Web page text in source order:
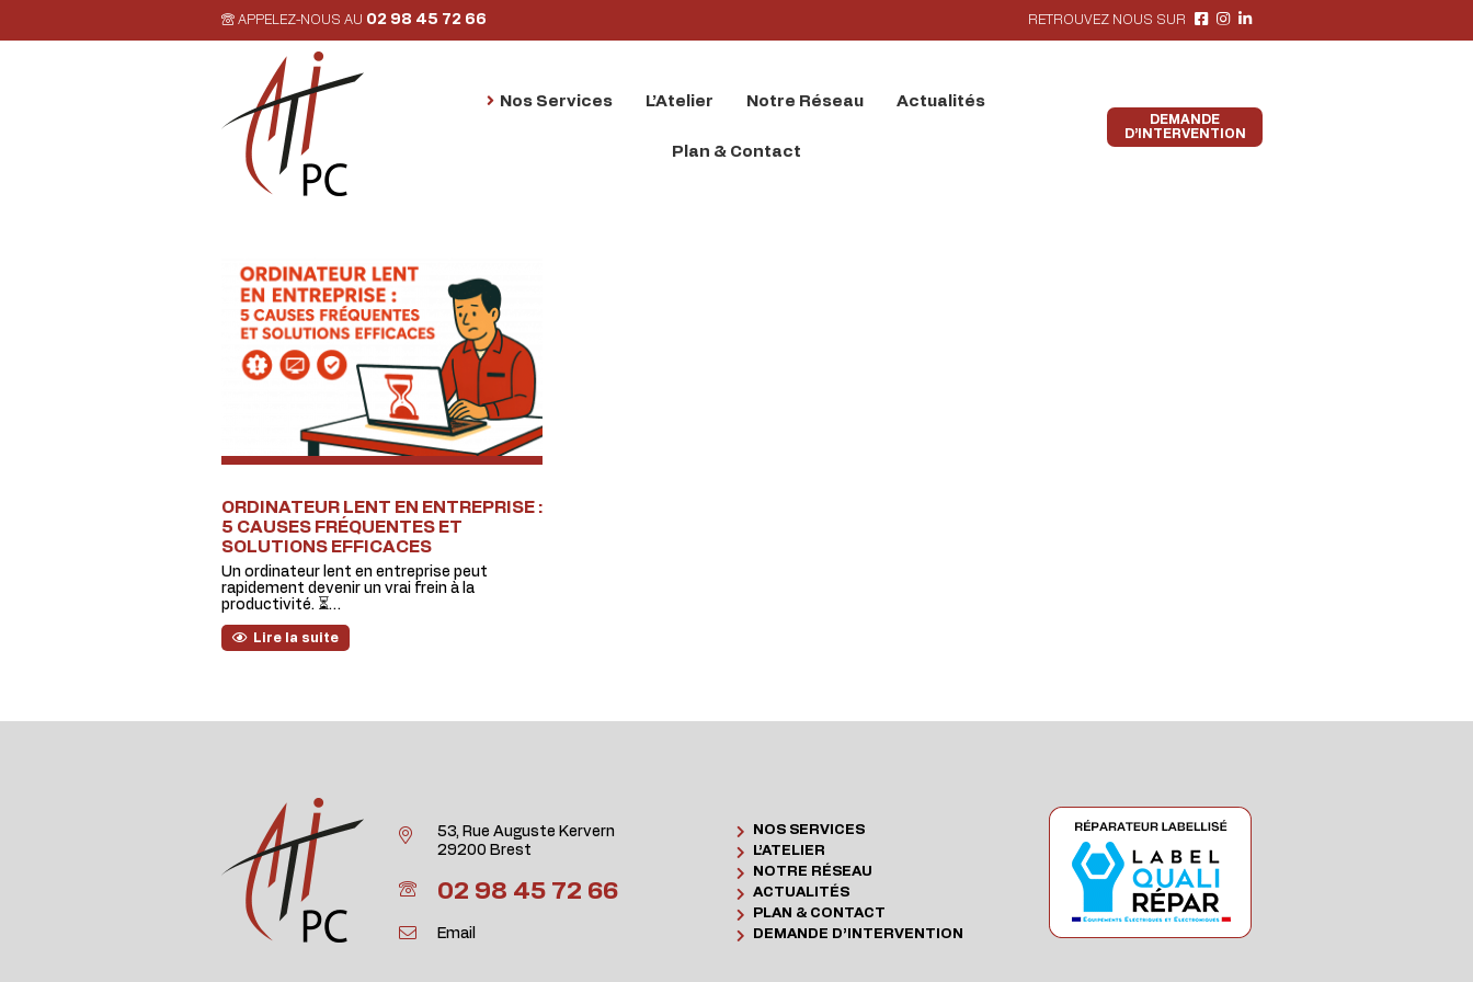
APPELEZ-NOUS AU 02 98 45 72 66 RETROUVEZ NOUS SUR
Nos Services L’Atelier Notre Réseau Actualités
Plan & Contact
DEMANDE
D’INTERVENTION
ORDINATEUR LENT EN ENTREPRISE :
5 CAUSES FRÉQUENTES ET
SOLUTIONS EFFICACES
Un ordinateur lent en entreprise peut
rapidement devenir un vrai frein à la
productivité. ⏳…
Lire la suite
53, Rue Auguste Kervern
29200 Brest
02 98 45 72 66
Email
NOS SERVICES
L’ATELIER
NOTRE RÉSEAU
ACTUALITÉS
PLAN & CONTACT
DEMANDE D’INTERVENTION